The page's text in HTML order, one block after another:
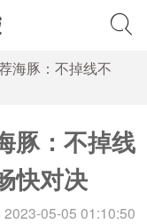
海豚：不掉线不
豚：不掉线
快对决
2023-05-05 01:10:50